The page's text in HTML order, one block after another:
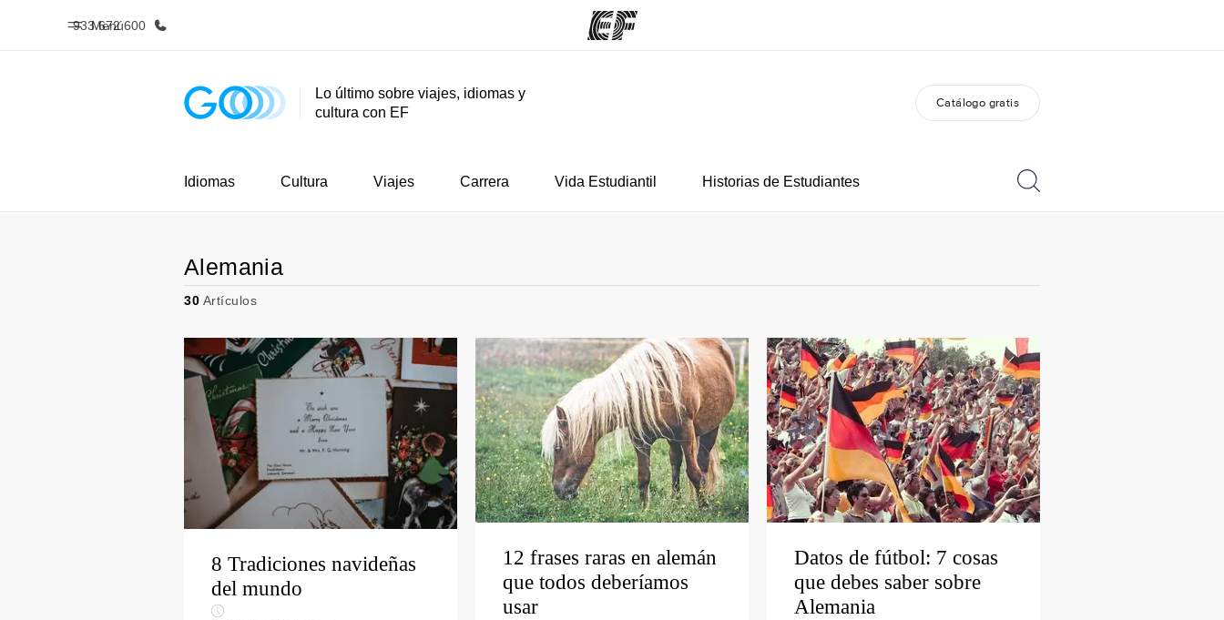
Menú
933 672 600
Inicio Programas Trabajos
Lo último sobre viajes, idiomas y
cultura con EF
Catálogo gratis
Idiomas Cultura Viajes Carrera Vida Estudiantil Historias de Estudiantes
Alemania
30 Artículos
8 Tradiciones navideñas
del mundo
12 frases raras en alemán
que todos deberíamos
usar
Datos de fútbol: 7 cosas
que debes saber sobre
Alemania